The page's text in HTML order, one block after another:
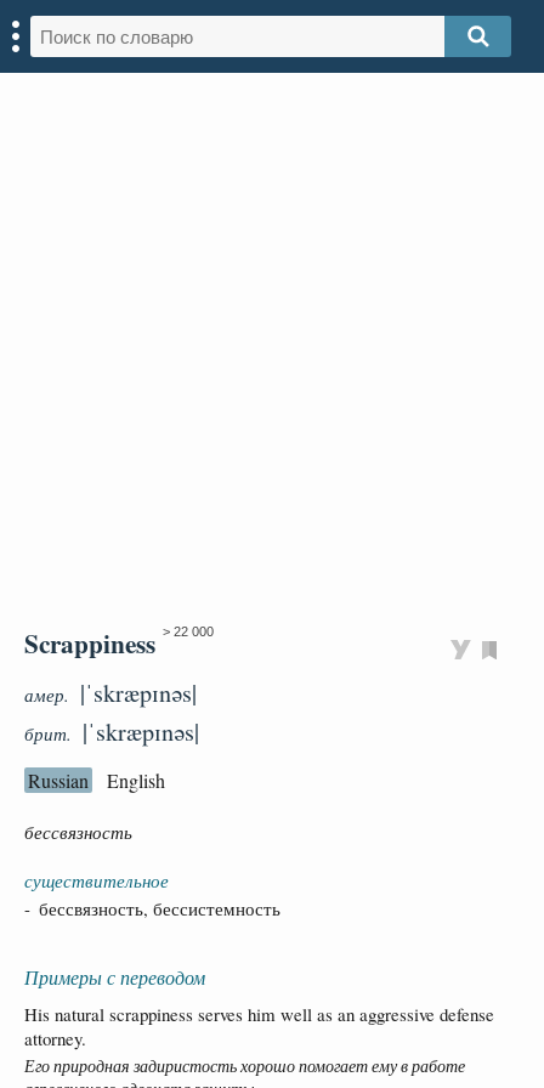
Scrappiness > 22 000
амер. |ˈskræpɪnəs|
брит. |ˈskræpɪnəs|
Russian English
бессвязность
существительное
- бессвязность, бессистемность
Примеры с переводом
His natural scrappiness serves him well as an aggressive defense
attorney.
Его природная задиристость хорошо помогает ему в работе